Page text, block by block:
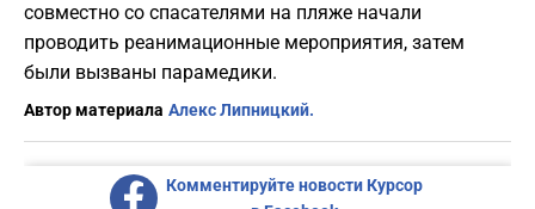
совместно со спасателями на пляже начали
проводить реанимационные мероприятия, затем
были вызваны парамедики.
Автор материала Алекс Липницкий.
Комментируйте новости Курсор